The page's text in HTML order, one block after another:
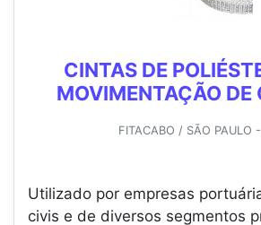
CINTAS DE
MOVIMENTAÇÃO DE
FITACABO / SÃO PAULO
Utilizado por empresas
civis e de diversos segmentos